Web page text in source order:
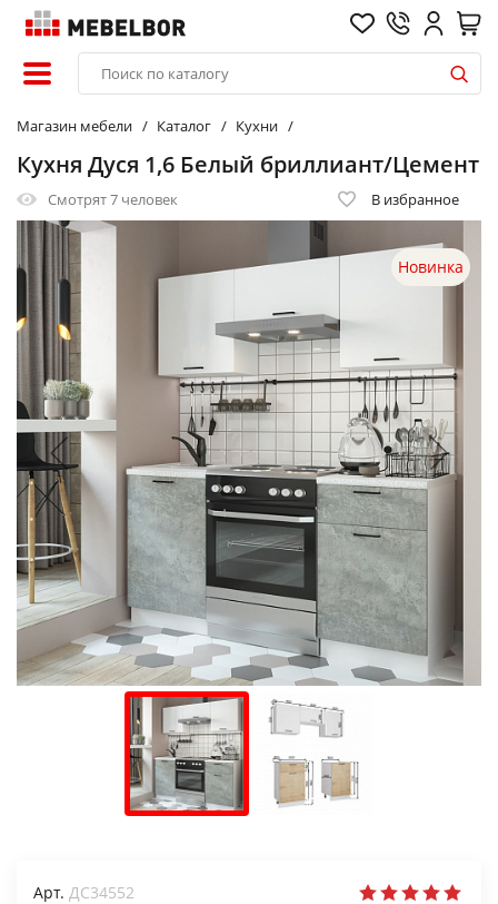
Магазин мебели Каталог Кухни
Кухня Дуся 1,6 Белый бриллиант/Цемент
Смотрят7 человек В избранное
Новинка
Арт. ДС34552